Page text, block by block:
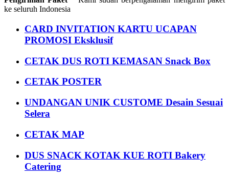
ke seluruh Indonesia
CARD INVITATION KARTU UCAPAN
PROMOSI Eksklusif
CETAK DUS ROTI KEMASAN Snack Box
CETAK POSTER
UNDANGAN UNIK CUSTOME Desain Sesuai
Selera
CETAK MAP
DUS SNACK KOTAK KUE ROTI Bakery
Catering